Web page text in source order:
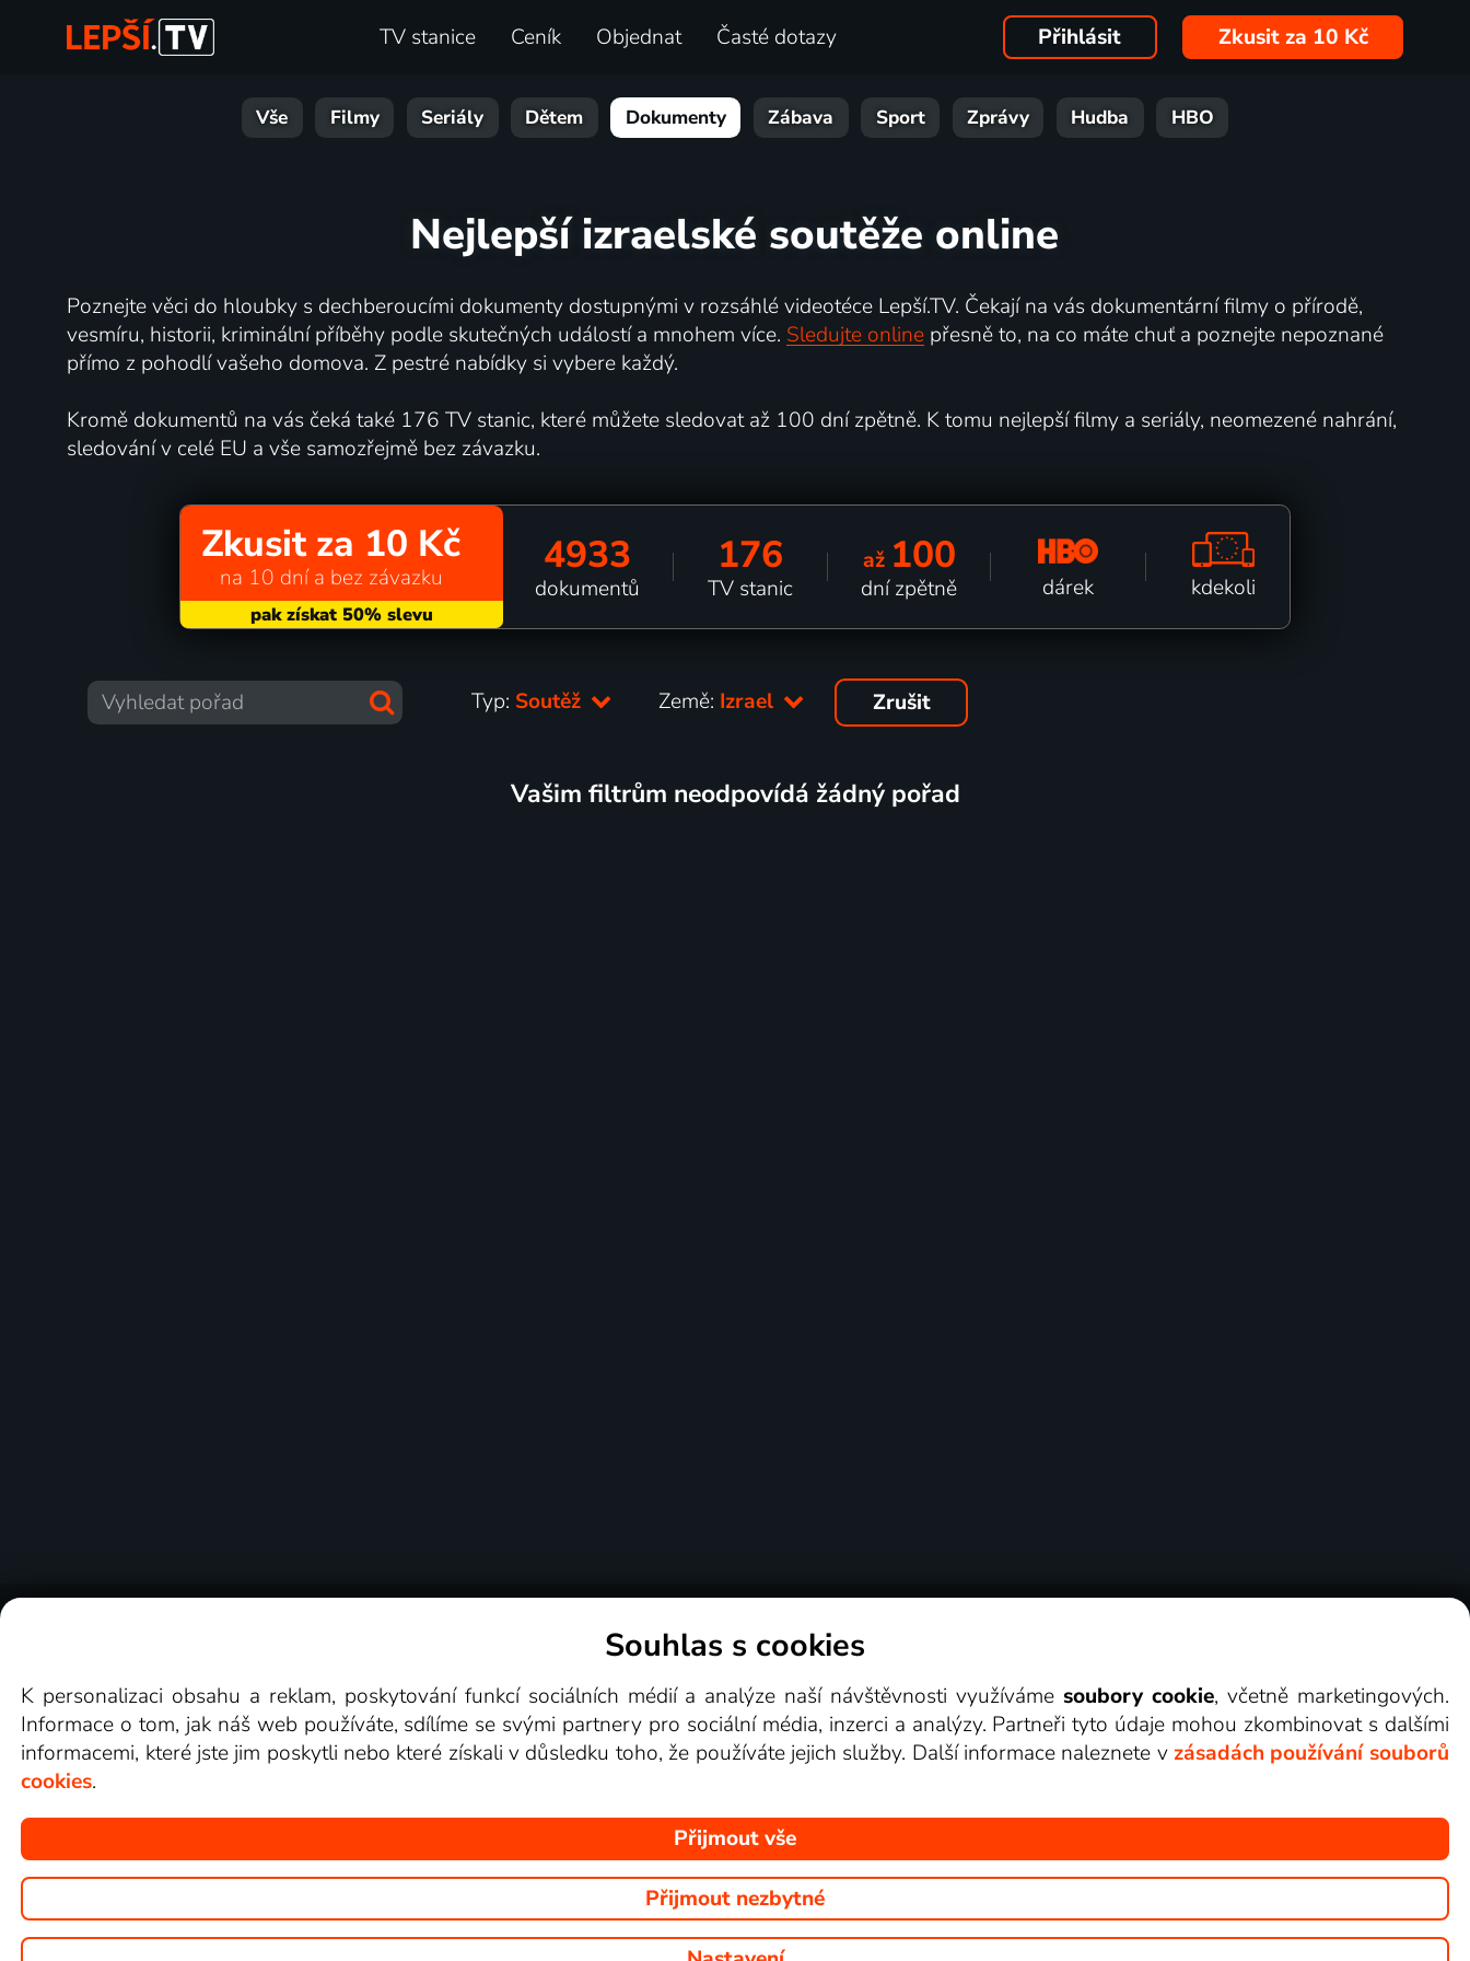
TV stanice Ceník Objednat Časté dotazy Přihlásit Zkusit za 10 Kč
Vše Filmy Seriály Dětem Dokumenty Zábava Sport Zprávy Hudba HBO
Nejlepší izraelské soutěže online
Poznejte věci do hloubky s dechberoucími dokumenty dostupnými v rozsáhlé videotéce Lepší.TV. Čekají na vás dokumentární filmy o přírodě,
vesmíru, historii, kriminální příběhy podle skutečných událostí a mnohem více. Sledujte onlinepřesně to, na co máte chuť a poznejte nepoznané
přímo z pohodlí vašeho domova. Z pestré nabídky si vybere každý.
Kromě dokumentů na vás čeká také 176 TV stanic, které můžete sledovat až 100 dní zpětně. K tomu nejlepší filmy a seriály, neomezené nahrání,
sledování v celé EU a vše samozřejmě bez závazku.
Zkusit za 10 Kč
na 10 dní a bez závazku 4933
dokumentů
176
TV stanic
až 100
dní zpětně dárek kdekoli
Typ: Soutěž Země: Izrael Zrušit
Vašim filtrům neodpovídá žádný pořad
Videotéka
Copyright © goNET s.r.o. Na tomto webu jsou zobrazovány obrázky z pořadů TV stanic, které můžete sledovat v Lepší.TV.
Souhlas s cookies
K personalizaci obsahu a reklam, poskytování funkcí sociálních médií a analýze naší návštěvnosti využívámesoubory cookie, včetně marketingových.
Informace o tom, jak náš web používáte, sdílíme se svými partnery pro sociální média, inzerci a analýzy. Partneři tyto údaje mohou zkombinovat s dalšími
informacemi, které jste jim poskytli nebo které získali v důsledku toho, že používáte jejich služby. Další informace naleznete v zásadách používání souborů
cookies.
Přijmout vše
Přijmout nezbytné